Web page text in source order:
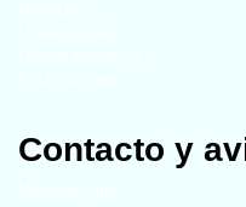
Contacto y